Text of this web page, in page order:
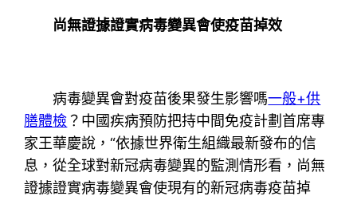
尚無證據證實病毒變異會使疫苗掉效
病毒變異會對疫苗後果發生影響嗎一般+供
膳體檢？中國疾病預防把持中間免疫計劃首席專
家王華慶說，“依據世界衛生組織最新發布的信
息，從全球對新冠病毒變異的監測情形看，尚無
證據證實病毒變異會使現有的新冠病毒疫苗掉